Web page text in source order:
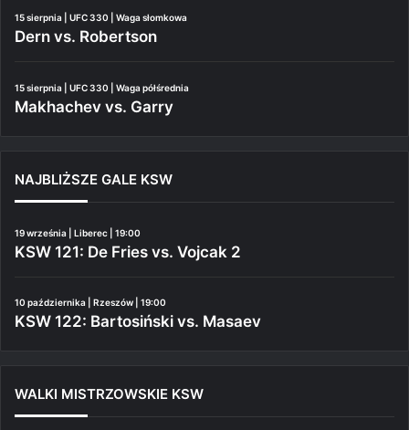
15 sierpnia | UFC 330 | Waga słomkowa
Dern vs. Robertson
15 sierpnia | UFC 330 | Waga półśrednia
Makhachev vs. Garry
NAJBLIŻSZE GALE KSW
19 września | Liberec | 19:00
KSW 121: De Fries vs. Vojcak 2
10 października | Rzeszów | 19:00
KSW 122: Bartosiński vs. Masaev
WALKI MISTRZOWSKIE KSW